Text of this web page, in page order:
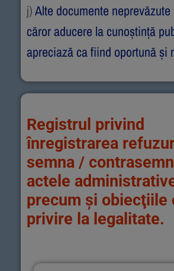
j)Alte documente
căror aducere la cunoştinţă
apreciază ca fiind oportună şi
Registrul privind
înregistrarea
semna /
actele
precum și obiecţiile
privire la legalitate.